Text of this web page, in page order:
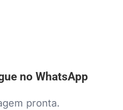
no WhatsApp
pronta.